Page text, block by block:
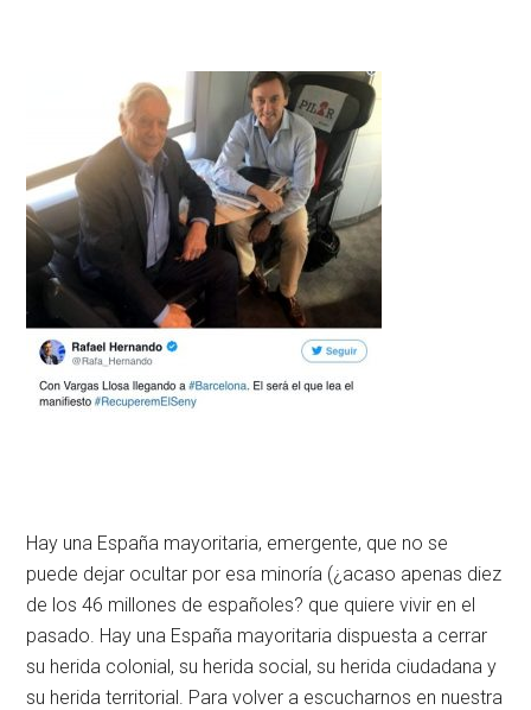
Hay una España mayoritaria, emergente, que no se
puede dejar ocultar por esa minoría (¿acaso apenas diez
de los 46 millones de españoles? que quiere vivir en el
pasado. Hay una España mayoritaria dispuesta a cerrar
su herida colonial, su herida social, su herida ciudadana y
su herida territorial. Para volver a escucharnos en nuestra